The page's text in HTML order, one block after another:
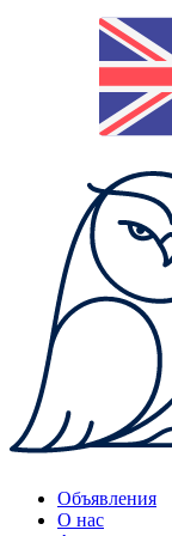
Объявления
О нас